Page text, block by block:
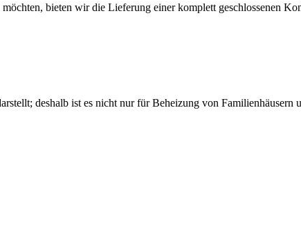
bieten wir die Lieferung einer komplett geschlossenen
deshalb ist es nicht nur für Beheizung von